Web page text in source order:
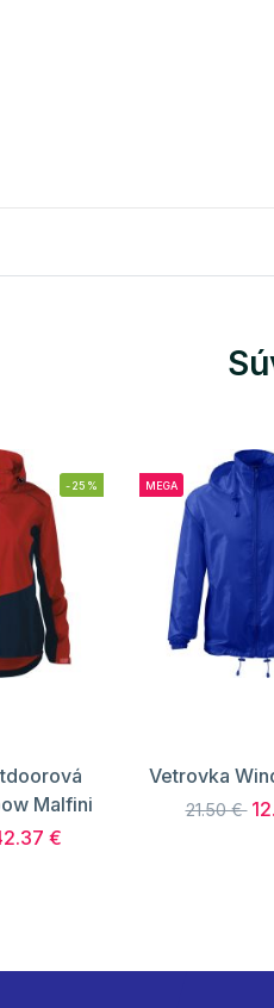
-25%
Malfini
€
MEGA
Vetrovka
21.50 €